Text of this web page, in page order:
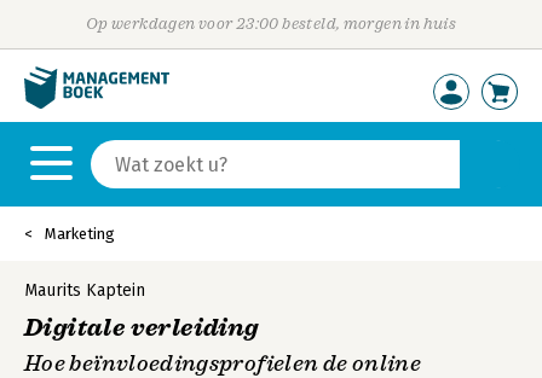
Op werkdagen voor 23:00 besteld, morgen in huis
Marketing
Maurits Kaptein
Digitale verleiding
Hoe beïnvloedingsprofielen de online